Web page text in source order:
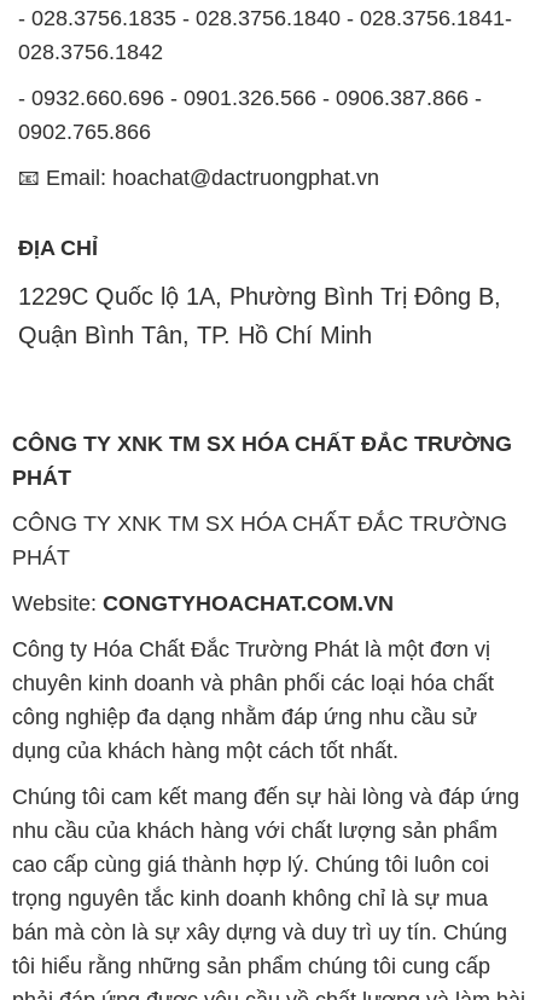
- 028.3756.1835 - 028.3756.1840 - 028.3756.1841-
028.3756.1842
- 0932.660.696 - 0901.326.566 - 0906.387.866 -
0902.765.866
📧 Email: hoachat@dactruongphat.vn
ĐỊA CHỈ
1229C Quốc lộ 1A, Phường Bình Trị Đông B,
Quận Bình Tân, TP. Hồ Chí Minh
CÔNG TY XNK TM SX HÓA CHẤT ĐẮC TRƯỜNG
PHÁT
CÔNG TY XNK TM SX HÓA CHẤT ĐẮC TRƯỜNG
PHÁT
Website: CONGTYHOACHAT.COM.VN
Công ty Hóa Chất Đắc Trường Phát là một đơn vị
chuyên kinh doanh và phân phối các loại hóa chất
công nghiệp đa dạng nhằm đáp ứng nhu cầu sử
dụng của khách hàng một cách tốt nhất.
Chúng tôi cam kết mang đến sự hài lòng và đáp ứng
nhu cầu của khách hàng với chất lượng sản phẩm
cao cấp cùng giá thành hợp lý. Chúng tôi luôn coi
trọng nguyên tắc kinh doanh không chỉ là sự mua
bán mà còn là sự xây dựng và duy trì uy tín. Chúng
tôi hiểu rằng những sản phẩm chúng tôi cung cấp